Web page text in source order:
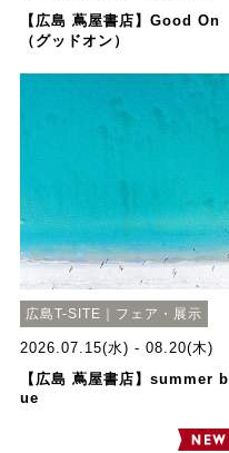
【広島 蔦屋書店】Good On
（グッドオン）
広島T-SITE｜フェア・展示
2026.07.15(水) - 08.20(木)
【広島 蔦屋書店】summer bl
ue